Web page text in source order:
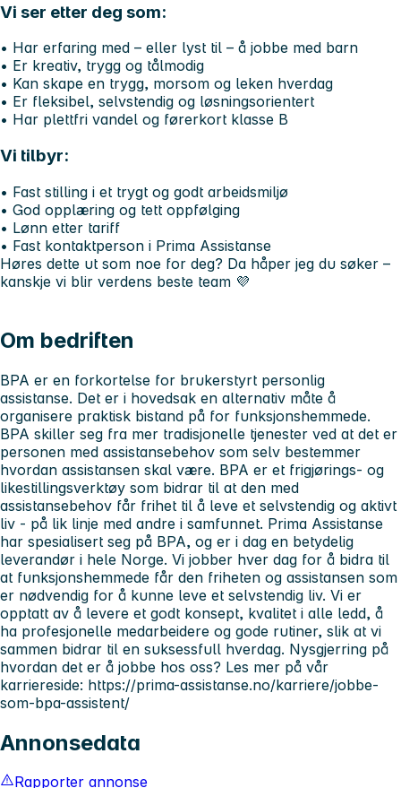
Vi ser etter deg som:
• Har erfaring med – eller lyst til – å jobbe med barn
• Er kreativ, trygg og tålmodig
• Kan skape en trygg, morsom og leken hverdag
• Er fleksibel, selvstendig og løsningsorientert
• Har plettfri vandel og førerkort klasse B
Vi tilbyr:
• Fast stilling i et trygt og godt arbeidsmiljø
• God opplæring og tett oppfølging
• Lønn etter tariff
• Fast kontaktperson i Prima Assistanse
Høres dette ut som noe for deg? Da håper jeg du søker –
kanskje vi blir verdens beste team 💜
Om bedriften
BPA er en forkortelse for brukerstyrt personlig
assistanse. Det er i hovedsak en alternativ måte å
organisere praktisk bistand på for funksjonshemmede.
BPA skiller seg fra mer tradisjonelle tjenester ved at det er
personen med assistansebehov som selv bestemmer
hvordan assistansen skal være. BPA er et frigjørings- og
likestillingsverktøy som bidrar til at den med
assistansebehov får frihet til å leve et selvstendig og aktivt
liv - på lik linje med andre i samfunnet. Prima Assistanse
har spesialisert seg på BPA, og er i dag en betydelig
leverandør i hele Norge. Vi jobber hver dag for å bidra til
at funksjonshemmede får den friheten og assistansen som
er nødvendig for å kunne leve et selvstendig liv. Vi er
opptatt av å levere et godt konsept, kvalitet i alle ledd, å
ha profesjonelle medarbeidere og gode rutiner, slik at vi
sammen bidrar til en suksessfull hverdag. Nysgjerring på
hvordan det er å jobbe hos oss? Les mer på vår
karriereside: https://prima-assistanse.no/karriere/jobbe-
som-bpa-assistent/
Annonsedata
Rapporter annonse